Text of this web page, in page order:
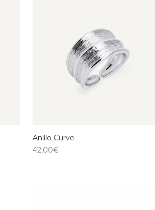
Anillo Curve
42,00€